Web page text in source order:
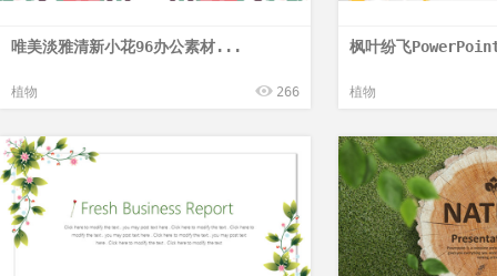
唯美淡雅清新小花96办公素材...
植物 266
枫叶纷飞
植物